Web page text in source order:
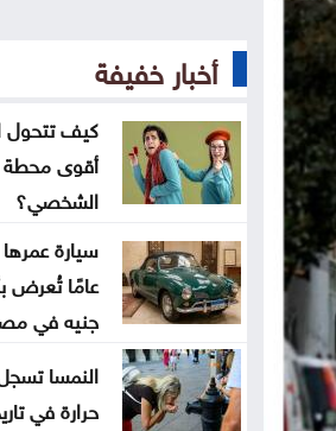
تجنب استهداف المدنيين
المنتجات تحمل علامات
الدفاع اليمنية تؤكد
وجرحى في هجوم حوثي
تغيير مسار 49
سفينتين ضمن عمليات
على إيران
أخبار خفيفة
كيف تتحول
أقوى محطة
الشخصي؟
عامًا تُعرض
جنيه في
النمسا
حرارة في